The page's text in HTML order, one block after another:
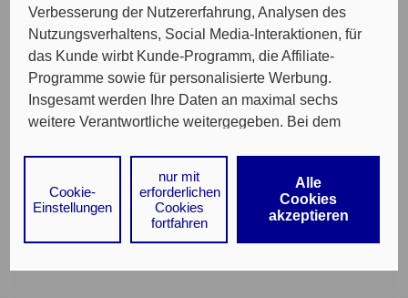
Verbesserung der Nutzererfahrung, Analysen des
Nutzungsverhaltens, Social Media-Interaktionen, für
das Kunde wirbt Kunde-Programm, die Affiliate-
Programme sowie für personalisierte Werbung.
Insgesamt werden Ihre Daten an maximal sechs
weitere Verantwortliche weitergegeben. Bei dem
durch den jeweiligen Anbieter individuelle Profile
angelegt und mit Daten von anderen Webseiten zu
umfassenden Nutzungsprofilen von Ihnen
unserenDatenschutzhinweisen.
Alle
Cookies
akzeptieren
nur mit
erforderlichen
Cookies
fortfahren
Cookie-
Einstellungen